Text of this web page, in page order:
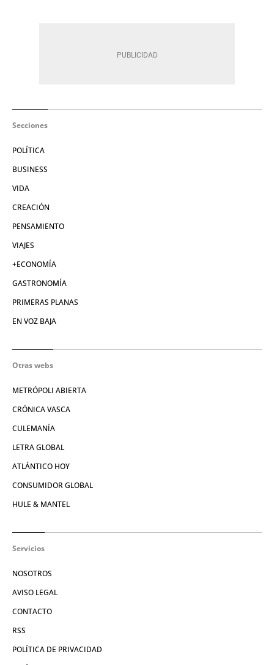
Secciones
POLÍTICA
BUSINESS
VIDA
CREACIÓN
PENSAMIENTO
VIAJES
+ECONOMÍA
GASTRONOMÍA
PRIMERAS PLANAS
EN VOZ BAJA
Otras webs
METRÓPOLI ABIERTA
CRÓNICA VASCA
CULEMANÍA
LETRA GLOBAL
ATLÁNTICO HOY
CONSUMIDOR GLOBAL
HULE & MANTEL
Servicios
NOSOTROS
AVISO LEGAL
CONTACTO
RSS
POLÍTICA DE PRIVACIDAD